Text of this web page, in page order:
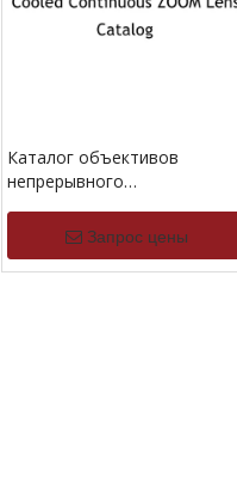
Каталог объективов
непрерывного
охлаждением MWIR
Запрос цены